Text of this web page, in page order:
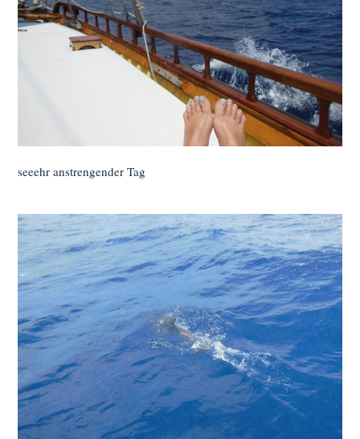
seeehr anstrengender Tag